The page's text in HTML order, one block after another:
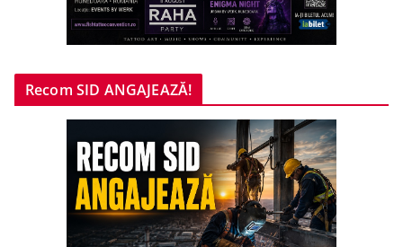
Recom SID ANGAJEAZĂ!